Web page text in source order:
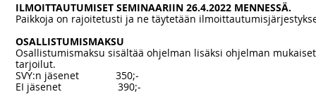
ILMOITTAUTUMISET SEMINAARIIN 26.4.2022 MENNESSÄ.
Paikkoja on rajoitetusti ja ne täytetään
OSALLISTUMISMAKSU
Osallistumismaksu sisältää ohjelman lisäksi ohjelman mukaiset
tarjoilut.
SVY:n jäsenet 350;-
EI jäsenet 390;-